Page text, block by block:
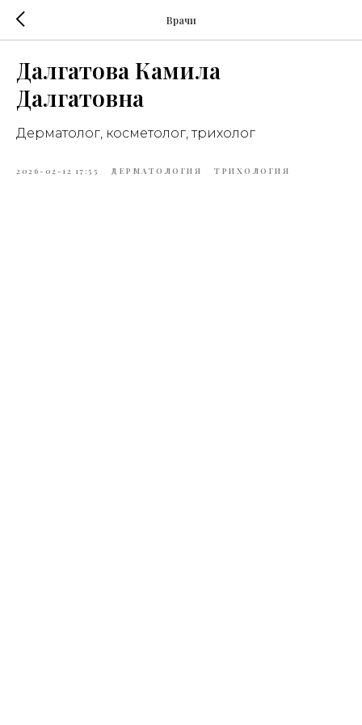
Врачи
Далгатова Камила
Далгатовна
Дерматолог, косметолог, трихолог
2026-02-12 17:55 ДЕРМАТОЛОГИЯ ТРИХОЛОГИЯ